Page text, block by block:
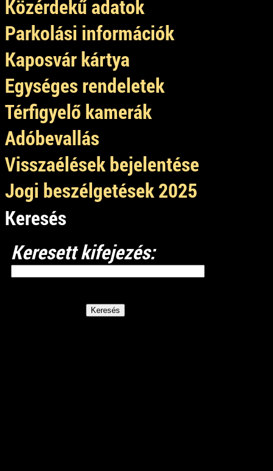
Közérdekű adatok
Parkolási információk
Kaposvár kártya
Egységes rendeletek
Térfigyelő kamerák
Adóbevallás
Visszaélések bejelentése
Jogi beszélgetések 2025
Keresés
Keresett kifejezés: